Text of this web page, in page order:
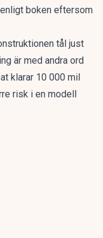
boken eftersom
tål just
är med andra ord
klarar 10 000 mil
risk i en modell